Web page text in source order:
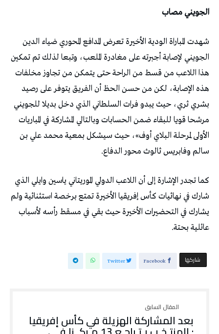
الجويني مصاب
شهدت المباراة الودية الأخيرة تعرض المدافع المحوري ضياء الدين
الجويني لإصابة أجبرته على مغادرة الملعب، وتبعا لذلك تم تمكين
هذا اللاعب من قسط من الراحة حتى يتمكن من تجاوز مخلفات
هذه الإصابة، لكن من حسن الحظ أن الفريق يتوفر على رصيد
بشري ثري، حيث يبدو فرات السلطاني الذي دخل بديلا للجويني
مرشحا قويا للبقاء ضمن الحسابات وبالتالي المشاركة في المباريات
الأولى لمرحلة البلاي أوف»، حيث سيشكل بمعية محمد علي بن
سالم وفابريس ثالوث محور الدفاع.
كما تجدر الإشارة إلى أن اللاعب الدولي الموريتاني ياسين وايلي الذي
شارك في نهائيات كأس إفريقيا الأخيرة تمتع برخصة استثنائية ولم
يشارك في التحضيرات الأخيرة حيث بقي في مسقط رأسه لأسباب
عائلية بحتة.
‫‫ شاركها‬ Facebook
Twitter
بعد المشاركة الهزيلة في كأس إفريقيا